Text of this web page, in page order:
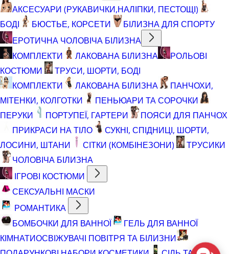
АКСЕСУАРИ (РУКАВИЧКИ,НАЛІПКИ, ПЕСТОЩІ)
БОДІ
БЮСТЬЕ, КОРСЕТИ
БІЛИЗНА ДЛЯ СПОРТУ
ЕРОТИЧНА ЧОЛОВІЧА БІЛИЗНА
КОМПЛЕКТИ
ЛАКОВАНА БІЛИЗНА
РОЛЬОВІ
КОСТЮМИ
ТРУСИ, ШОРТИ, БОДІ
КОМПЛЕКТИ
ЛАКОВАНА БІЛИЗНА
ПАНЧОХИ,
МІТЕНКИ, КОЛГОТКИ
ПЕНЬЮАРИ ТА СОРОЧКИ
ПЕРУКИ
ПОРТУПЕЇ, ГАРТЕРИ
ПОЯСИ ДЛЯ ПАНЧОХ
ПРИКРАСИ НА ТІЛО
СУКНІ, СПІДНИЦІ, ШОРТИ,
ЛОСИНИ, ШТАНИ
СІТКИ (КОМБІНЕЗОНИ)
ТРУСИКИ
ЧОЛОВІЧА БІЛИЗНА
ІГРОВІ КОСТЮМИ
СЕКСУАЛЬНІ МАСКИ
РОМАНТИКА
БОМБОЧКИ ДЛЯ ВАННОЇ
ГЕЛЬ ДЛЯ ВАННОЇ
КІМНАТИОСВІЖУВАЧІ ПОВІТРЯ ТА БІЛИЗНИ